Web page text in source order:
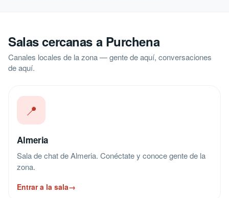
Salas cercanas a Purchena
Canales locales de la zona — gente de aquí, conversaciones
de aquí.
📍
Almeria
Sala de chat de Almeria. Conéctate y conoce gente de la
zona.
Entrar a la sala→